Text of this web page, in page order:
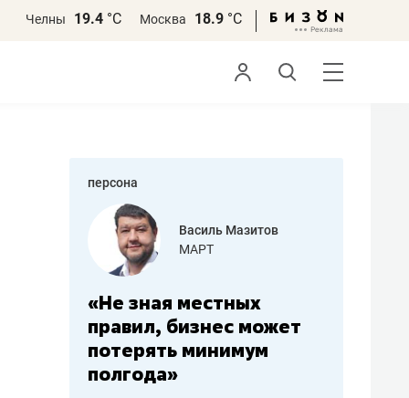
Челны 19.4 °С Москва 18.9 °С
персона
работа
Василь Мазитов
МАРТ
«Не зная местных
правил, бизнес может
потерять минимум
полгода»